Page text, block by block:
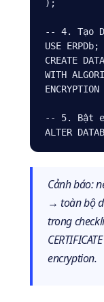
);
-- 4. Tạo
USE ERPDb;
CREATE
WITH
-- 5. Bật
ALTER
Cảnh báo:
→ toàn bộ
trong
encryption.